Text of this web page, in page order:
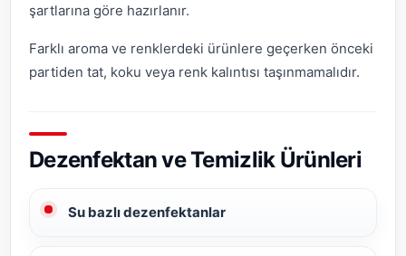
şartlarına göre hazırlanır.
Farklı aroma ve renklerdeki ürünlere geçerken önceki
partiden tat, koku veya renk kalıntısı taşınmamalıdır.
Dezenfektan ve Temizlik Ürünleri
Su bazlı dezenfektanlar